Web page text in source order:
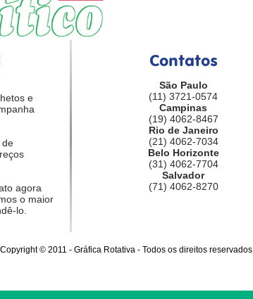
e
de
agora
o maior
lo.
Contatos
São Paulo
(11) 3721-0574
Campinas
(19) 4062-8467
Rio de Janeiro
(21) 4062-7034
Belo Horizonte
(31) 4062-7704
Salvador
(71) 4062-8270
Copyright © 2011 - Gráfica Rotativa - Todos os direitos reservados